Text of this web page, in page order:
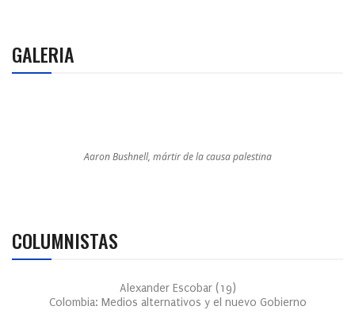
GALERIA
Aaron Bushnell, mártir de la causa palestina
COLUMNISTAS
Alexander Escobar (19)
Colombia: Medios alternativos y el nuevo Gobierno